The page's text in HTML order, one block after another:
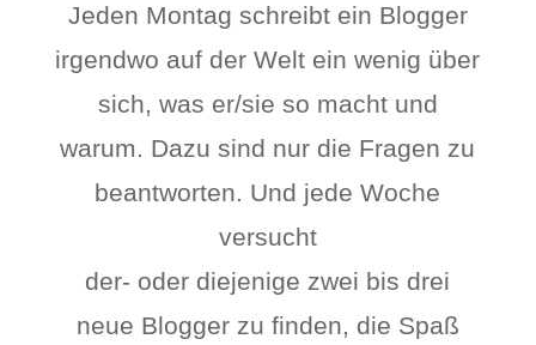
Jeden Montag schreibt ein Blogger
irgendwo auf der Welt ein wenig über
sich, was er/sie so macht und
warum. Dazu sind nur die Fragen zu
beantworten. Und jede Woche
versucht
der- oder diejenige zwei bis drei
neue Blogger zu finden, die Spaß